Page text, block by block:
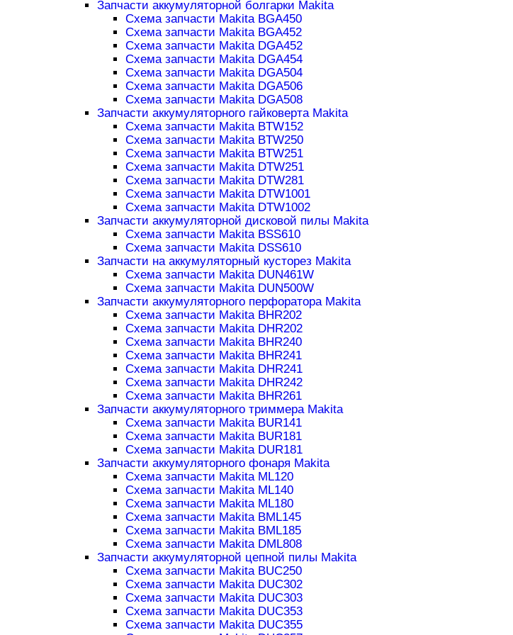
Запчасти аккумуляторной болгарки Makita
Схема запчасти Makita BGA450
Схема запчасти Makita BGA452
Схема запчасти Makita DGA452
Схема запчасти Makita DGA454
Схема запчасти Makita DGA504
Схема запчасти Makita DGA506
Схема запчасти Makita DGA508
Запчасти аккумуляторного гайковерта Makita
Схема запчасти Makita BTW152
Схема запчасти Makita BTW250
Схема запчасти Makita BTW251
Схема запчасти Makita DTW251
Схема запчасти Makita DTW281
Схема запчасти Makita DTW1001
Схема запчасти Makita DTW1002
Запчасти аккумуляторной дисковой пилы Makita
Схема запчасти Makita BSS610
Схема запчасти Makita DSS610
Запчасти на аккумуляторный кусторез Makita
Схема запчасти Makita DUN461W
Схема запчасти Makita DUN500W
Запчасти аккумуляторного перфоратора Makita
Схема запчасти Makita BHR202
Схема запчасти Makita DHR202
Схема запчасти Makita BHR240
Схема запчасти Makita BHR241
Схема запчасти Makita DHR241
Схема запчасти Makita DHR242
Схема запчасти Makita BHR261
Запчасти аккумуляторного триммера Makita
Схема запчасти Makita BUR141
Схема запчасти Makita BUR181
Схема запчасти Makita DUR181
Запчасти аккумуляторного фонаря Makita
Схема запчасти Makita ML120
Схема запчасти Makita ML140
Схема запчасти Makita ML180
Схема запчасти Makita BML145
Схема запчасти Makita BML185
Схема запчасти Makita DML808
Запчасти аккумуляторной цепной пилы Makita
Схема запчасти Makita BUC250
Схема запчасти Makita DUC302
Схема запчасти Makita DUC303
Схема запчасти Makita DUC353
Схема запчасти Makita DUC355